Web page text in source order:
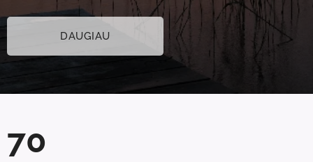
DAUGIAU
70